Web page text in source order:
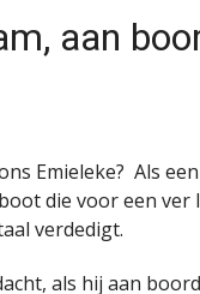
aan
Emieleke? Als
die voor een
verdedigt.
als hij aan